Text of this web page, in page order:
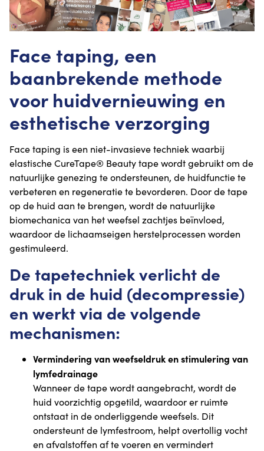
Face taping, een
baanbrekende methode
voor huidvernieuwing en
esthetische verzorging
Face taping is een niet-invasieve techniek waarbij
elastische CureTape® Beauty tape wordt gebruikt om de
natuurlijke genezing te ondersteunen, de huidfunctie te
verbeteren en regeneratie te bevorderen. Door de tape
op de huid aan te brengen, wordt de natuurlijke
biomechanica van het weefsel zachtjes beïnvloed,
waardoor de lichaamseigen herstelprocessen worden
gestimuleerd.
De tapetechniek verlicht de
druk in de huid (decompressie)
en werkt via de volgende
mechanismen:
Vermindering van weefseldruk en stimulering van
lymfedrainage
Wanneer de tape wordt aangebracht, wordt de
huid voorzichtig opgetild, waardoor er ruimte
ontstaat in de onderliggende weefsels. Dit
ondersteunt de lymfestroom, helpt overtollig vocht
en afvalstoffen af te voeren en vermindert